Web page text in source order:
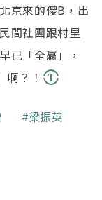
京來的傻B，出
間社團跟村里
已「全贏」，
？！
梁振英